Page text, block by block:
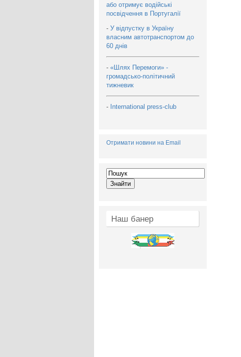
або отримує водійські
посвідчення в Португалії
- У відпустку в Україну
власним автотранспортом до
60 днів
- «Шлях Перемоги» -
громадсько-політичний
тижневик
- International press-club
Отримати новини на Email
Наш банер